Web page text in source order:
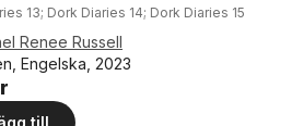
13; Dork Diaries 14; Dork Diaries 15
Renee Russell
Engelska, 2023
till